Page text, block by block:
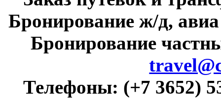
Бронирование ж/д,
Бронирование
Телефоны: (+7 3652)